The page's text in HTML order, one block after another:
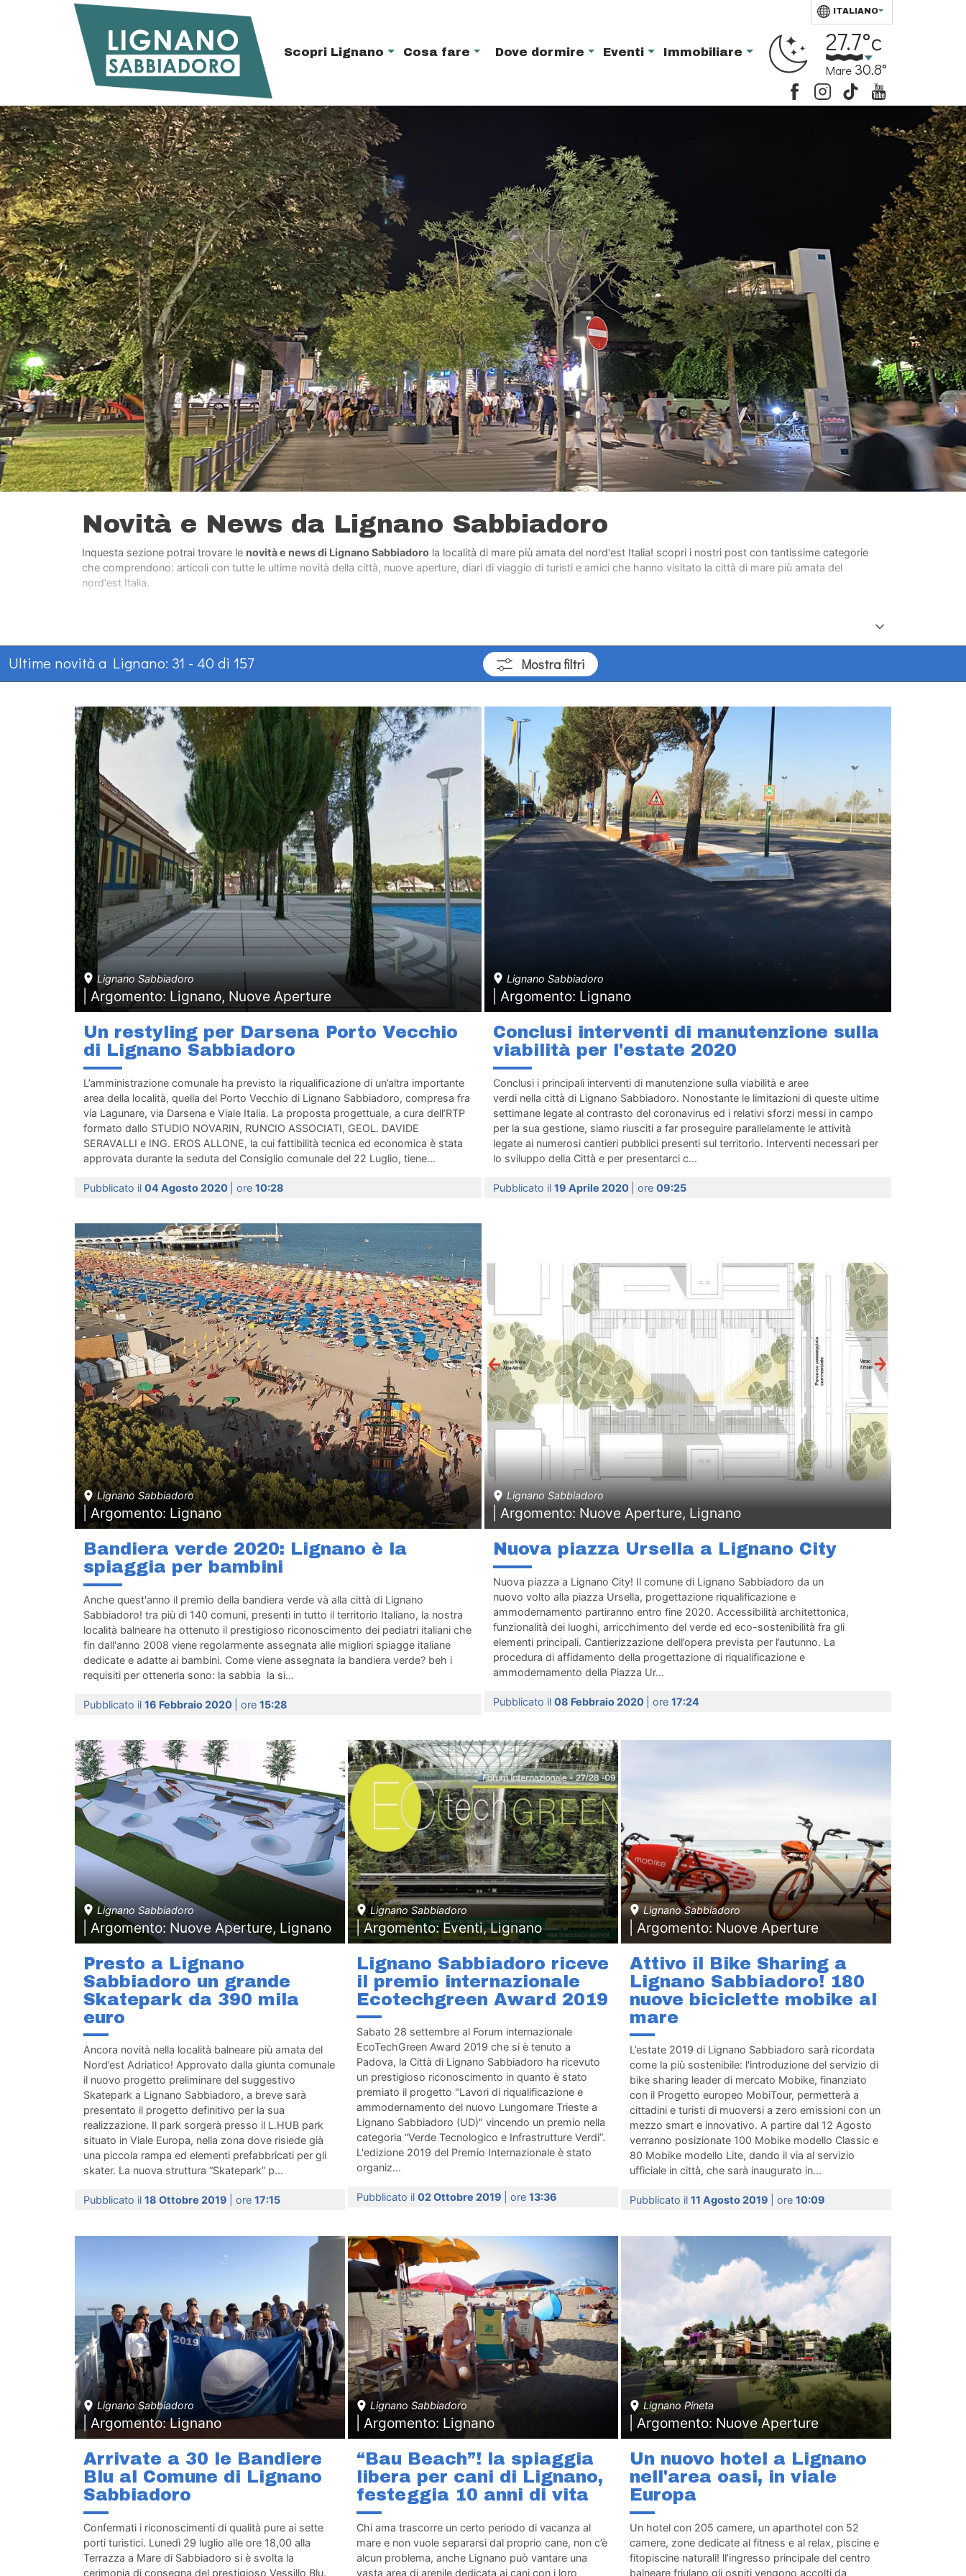
Scopri Lignano Cosa fare Dove dormire Eventi Immobiliare
ITALIANO
27.7°c
Mare 30.8°
Novità e News da Lignano Sabbiadoro
Inquesta sezione potrai trovare le novità e news di Lignano Sabbiadoro la località di mare più amata del nord'est Italia! scopri i nostri post con tantissime categorie
che comprendono: articoli con tutte le ultime novità della città, nuove aperture, diari di viaggio di turisti e amici che hanno visitato la città di mare più amata del
nord'est Italia.
Ultime novità a Lignano: 31 - 40 di 157 Mostrafiltri
Lignano Sabbiadoro
| Argomento: Lignano, Nuove Aperture
Un restyling per Darsena Porto Vecchio
di Lignano Sabbiadoro
L’amministrazione comunale ha previsto la riqualificazione di un’altra importante
area della località, quella del Porto Vecchio di Lignano Sabbiadoro, compresa fra
via Lagunare, via Darsena e Viale Italia. La proposta progettuale, a cura dell’RTP
formato dallo STUDIO NOVARIN, RUNCIO ASSOCIATI, GEOL. DAVIDE
SERAVALLI e ING. EROS ALLONE, la cui fattibilità tecnica ed economica è stata
approvata durante la seduta del Consiglio comunale del 22 Luglio, tiene...
Pubblicato il 04 Agosto 2020 | ore 10:28
Lignano Sabbiadoro
| Argomento: Lignano
Conclusi interventi di manutenzione sulla
viabilità per l'estate 2020
Conclusi i principali interventi di manutenzione sulla viabilità e aree
verdi nella città di Lignano Sabbiadoro. Nonostante le limitazioni di queste ultime
settimane legate al contrasto del coronavirus ed i relativi sforzi messi in campo
per la sua gestione, siamo riusciti a far proseguire parallelamente le attività
legate ai numerosi cantieri pubblici presenti sul territorio. Interventi necessari per
lo sviluppo della Città e per presentarci c...
Pubblicato il 19 Aprile 2020 | ore 09:25
Lignano Sabbiadoro
| Argomento: Lignano
Bandiera verde 2020: Lignano è la
spiaggia per bambini
Anche quest'anno il premio della bandiera verde và alla città di Lignano
Sabbiadoro! tra più di 140 comuni, presenti in tutto il territorio Italiano, la nostra
località balneare ha ottenuto il prestigioso riconoscimento dei pediatri italiani che
fin dall'anno 2008 viene regolarmente assegnata alle migliori spiagge italiane
dedicate e adatte ai bambini. Come viene assegnata la bandiera verde? beh i
requisiti per ottenerla sono: la sabbia la si...
Pubblicato il 16 Febbraio 2020 | ore 15:28
Lignano Sabbiadoro
| Argomento: Nuove Aperture, Lignano
Nuova piazza Ursella a Lignano City
Nuova piazza a Lignano City! Il comune di Lignano Sabbiadoro da un
nuovo volto alla piazza Ursella, progettazione riqualificazione e
ammodernamento partiranno entro fine 2020. Accessibilità architettonica,
funzionalità dei luoghi, arricchimento del verde ed eco-sostenibilità fra gli
elementi principali. Cantierizzazione dell’opera prevista per l’autunno. La
procedura di affidamento della progettazione di riqualificazione e
ammodernamento della Piazza Ur...
Pubblicato il 08 Febbraio 2020 | ore 17:24
Lignano Sabbiadoro
| Argomento: Nuove Aperture, Lignano
Presto a Lignano
Sabbiadoro un grande
Skatepark da 390 mila
euro
Ancora novità nella località balneare più amata del
Nord’est Adriatico! Approvato dalla giunta comunale
il nuovo progetto preliminare del suggestivo
Skatepark a Lignano Sabbiadoro, a breve sarà
presentato il progetto definitivo per la sua
realizzazione. Il park sorgerà presso il L.HUB park
situato in Viale Europa, nella zona dove risiede già
una piccola rampa ed elementi prefabbricati per gli
skater. La nuova struttura “Skatepark” p...
Pubblicato il 18 Ottobre 2019 | ore 17:15
Lignano Sabbiadoro
| Argomento: Eventi, Lignano
Lignano Sabbiadoro riceve
il premio internazionale
Ecotechgreen Award 2019
Sabato 28 settembre al Forum internazionale
EcoTechGreen Award 2019 che si è tenuto a
Padova, la Città di Lignano Sabbiadoro ha ricevuto
un prestigioso riconoscimento in quanto è stato
premiato il progetto "Lavori di riqualificazione e
ammodernamento del nuovo Lungomare Trieste a
Lignano Sabbiadoro (UD)" vincendo un premio nella
categoria “Verde Tecnologico e Infrastrutture Verdi”.
L'edizione 2019 del Premio Internazionale è stato
organiz...
Pubblicato il 02 Ottobre 2019 | ore 13:36
Lignano Sabbiadoro
| Argomento: Nuove Aperture
Attivo il Bike Sharing a
Lignano Sabbiadoro! 180
nuove biciclette mobike al
mare
L’estate 2019 di Lignano Sabbiadoro sarà ricordata
come la più sostenibile: l'introduzione del servizio di
bike sharing leader di mercato Mobike, finanziato
con il Progetto europeo MobiTour, permetterà a
cittadini e turisti di muoversi a zero emissioni con un
mezzo smart e innovativo. A partire dal 12 Agosto
verranno posizionate 100 Mobike modello Classic e
80 Mobike modello Lite, dando il via al servizio
ufficiale in città, che sarà inaugurato in...
Pubblicato il 11 Agosto 2019 | ore 10:09
Lignano Sabbiadoro
| Argomento: Lignano
Arrivate a 30 le Bandiere
Blu al Comune di Lignano
Sabbiadoro
Confermati i riconoscimenti di qualità pure ai sette
porti turistici. Lunedì 29 luglio alle ore 18,00 alla
Terrazza a Mare di Sabbiadoro si è svolta la
cerimonia di consegna del prestigioso Vessillo Blu.
Lignano Sabbiadoro
| Argomento: Lignano
“Bau Beach”! la spiaggia
libera per cani di Lignano,
festeggia 10 anni di vita
Chi ama trascorre un certo periodo di vacanza al
mare e non vuole separarsi dal proprio cane, non c’è
alcun problema, anche Lignano può vantare una
vasta area di arenile dedicata ai cani con i loro
Lignano Pineta
| Argomento: Nuove Aperture
Un nuovo hotel a Lignano
nell'area oasi, in viale
Europa
Un hotel con 205 camere, un aparthotel con 52
camere, zone dedicate al fitness e al relax, piscine e
fitopiscine naturali! ll’ingresso principale del centro
balneare friulano gli ospiti vengono accolti da